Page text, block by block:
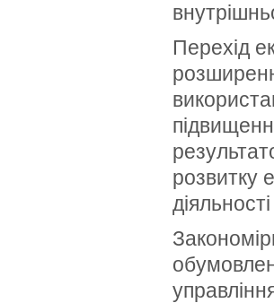
Перехід
розвитку